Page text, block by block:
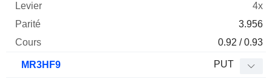
4x
3.956
0.92 / 0.93
MR3HF9 PUT